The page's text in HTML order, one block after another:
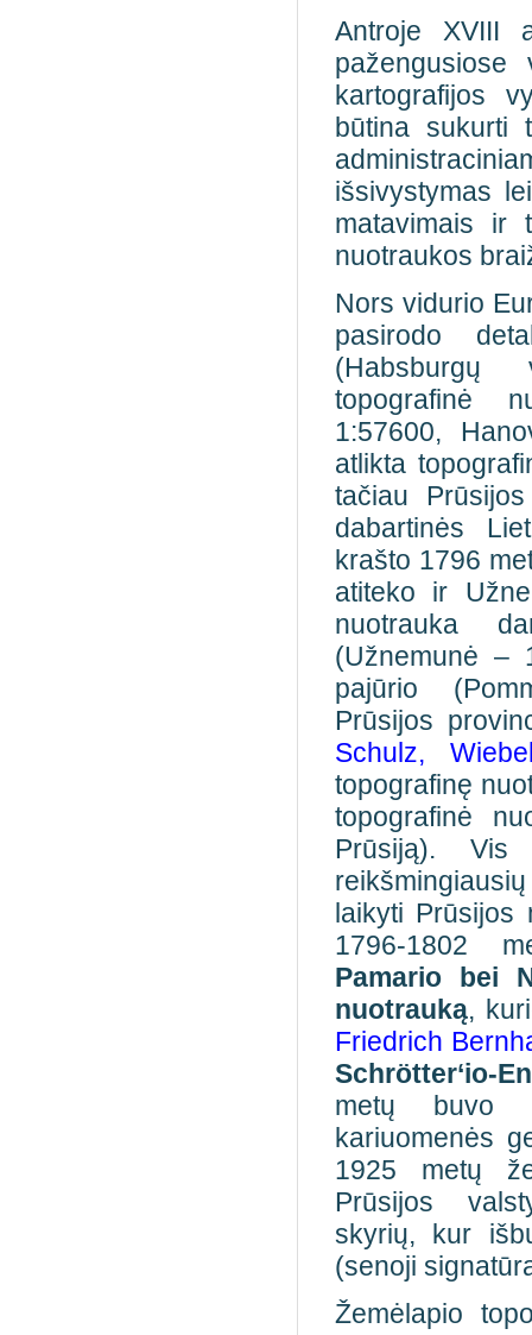
Antroje XVIII
pažengusiose
kartografijos
būtina sukurti
išsivystymas
matavimais ir
nuotraukos
Nors vidurio
pasirodo
(Habsburgų
topografinė
1:57600,
atlikta
tačiau
dabartinės
krašto 1796
atiteko ir
nuotrauka
(Užnemunė –
pajūrio
Prūsijos
Schulz,
topografinę
topografinė
Prūsiją).
laikyti Prūsijos
1796-1802
Pamario bei
nuotrauką,
Friedrich
Schrötter‘io-
metų
buvo
kariuomenės
1925 metų
Prūsijos
skyrių, kur
(senoji
Žemėlapio